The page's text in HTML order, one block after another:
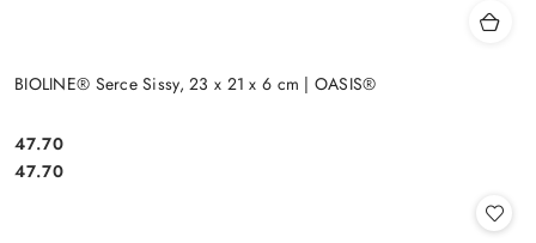
BIOLINE® Serce Sissy, 23 x 21 x 6 cm | OASIS®
Cena:
47.70
Cena:
47.70